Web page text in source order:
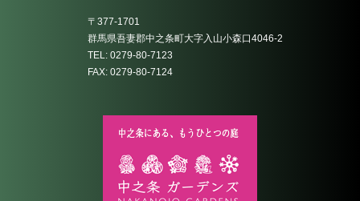
〒377-1701
群馬県吾妻郡中之条町大字入山小森口4046-2
TEL: 0279-80-7123
FAX: 0279-80-7124